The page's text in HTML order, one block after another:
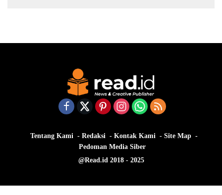
Tentang Kami Redaksi Kontak Kami
Site Map
Pedoman Media Siber
@Read.id 2018 - 2025